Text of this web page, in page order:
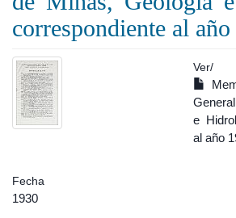
correspondiente al
Ver/
e
al año
Fecha
1930